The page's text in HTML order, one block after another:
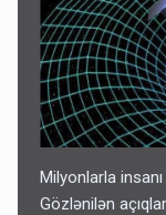
Milyonlarla
Gözlənilən